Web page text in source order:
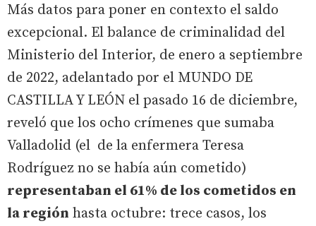
Más datos para poner en contexto el saldo
excepcional. El balance de criminalidad del
Ministerio del Interior, de enero a septiembre
de 2022, adelantado por el MUNDO DE
CASTILLA Y LEÓN el pasado 16 de diciembre,
reveló que los ocho crímenes que sumaba
Valladolid (el de la enfermera Teresa
Rodríguez no se había aún cometido)
representaban el 61% de los cometidos en
la región hasta octubre: trece casos, los